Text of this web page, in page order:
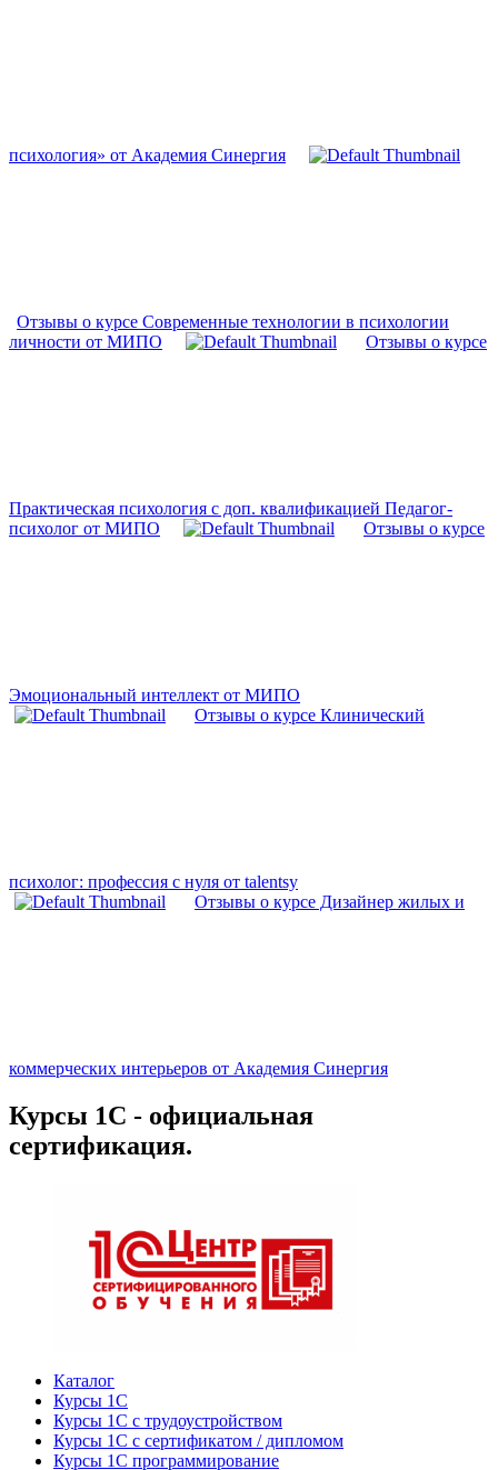
психология» от Академия Синергия
Отзывы о курсе Современные технологии в психологии
личности от МИПО
Отзывы о курсе
Практическая психология с доп. квалификацией Педагог-
психолог от МИПО
Отзывы о курсе
Эмоциональный интеллект от МИПО
Отзывы о курсе Клинический
психолог: профессия с нуля от talentsy
Отзывы о курсе Дизайнер жилых и
коммерческих интерьеров от Академия Синергия
Курсы 1С - официальная
сертификация.
Каталог
Курсы 1С
Курсы 1С с трудоустройством
Курсы 1С с сертификатом / дипломом
Курсы 1С программирование